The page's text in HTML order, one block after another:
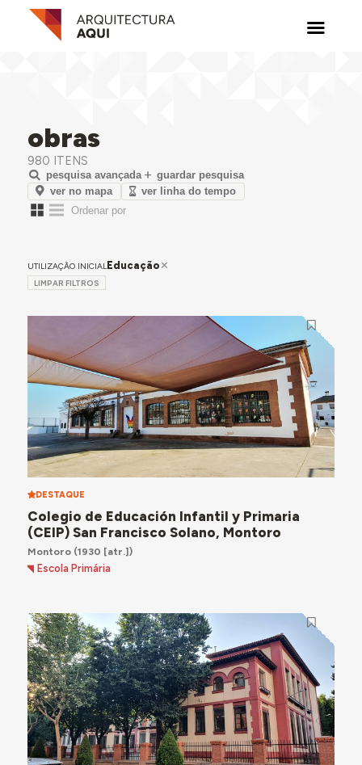
obras
980 ITENS
pesquisa avançada
guardar pesquisa
ver no mapa
ver linha do tempo
UTILIZAÇÃO INICIALEducação
LIMPAR FILTROS
DESTAQUE
Colegio de Educación Infantil y Primaria
(CEIP) San Francisco Solano, Montoro
Montoro(1930 [atr.])
Escola Primária